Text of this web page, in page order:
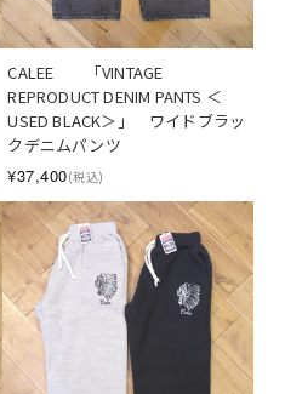
CALEE　　「VINTAGE
REPRODUCT DENIM PANTS ＜
USED BLACK＞」　ワイドブラッ
クデニムパンツ
¥37,400(税込)